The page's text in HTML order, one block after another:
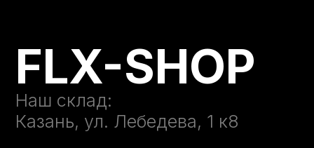
info@flaconrf.ru